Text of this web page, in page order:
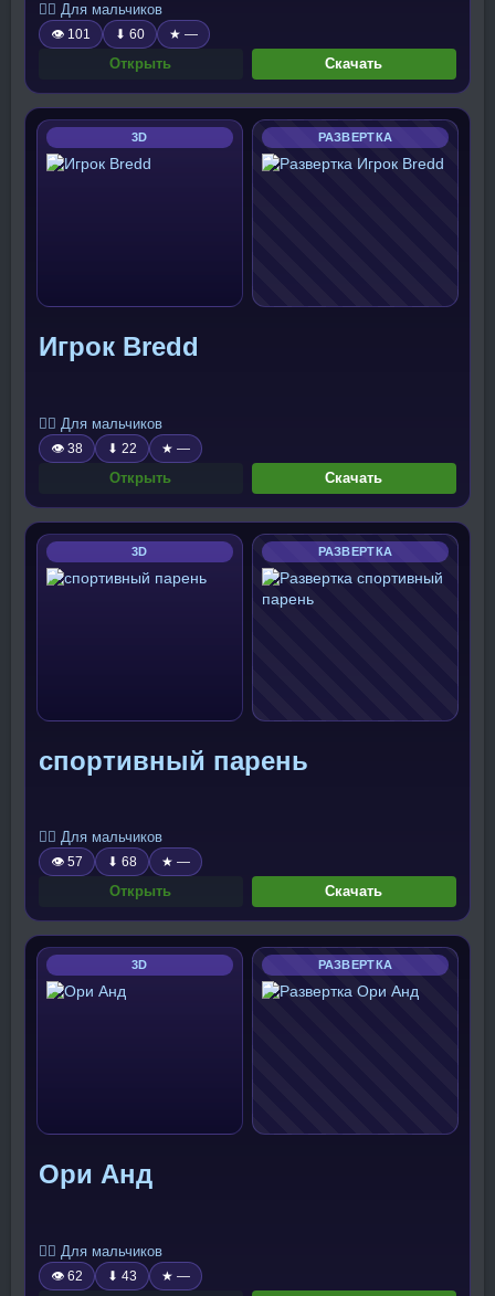
🧍‍♂️ Для мальчиков
👁 101 ⬇ 60 ★ —
Открыть Скачать
3D РАЗВЕРТКА
Игрок Bredd
🧍‍♂️ Для мальчиков
👁 38 ⬇ 22 ★ —
Открыть Скачать
3D РАЗВЕРТКА
спортивный парень
🧍‍♂️ Для мальчиков
👁 57 ⬇ 68 ★ —
Открыть Скачать
3D РАЗВЕРТКА
Ори Анд
🧍‍♂️ Для мальчиков
👁 62 ⬇ 43 ★ —